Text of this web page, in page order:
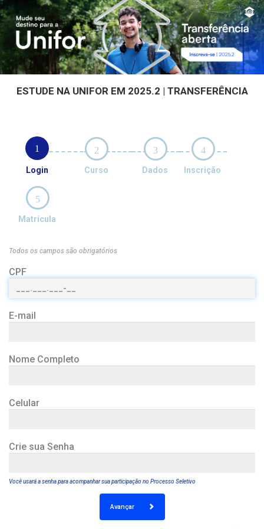
ESTUDE NA UNIFOR EM 2025.2 | TRANSFERÊNCIA
1
Login
2
Curso
3
Dados
4
Inscrição
5
Matrícula
Todos os campos são obrigatórios
CPF
E-mail
Nome Completo
Celular
Crie sua Senha
Você usará a senha para acompanhar sua participação no Processo Seletivo
Avançar